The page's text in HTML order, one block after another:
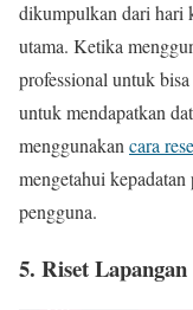
dikumpulkan dari hari
utama. Ketika
professional untuk
untuk mendapatkan
menggunakan cara
mengetahui
pengguna.
5. Riset Lapangan